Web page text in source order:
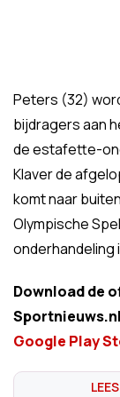
Peters (32)
bijdragers aan
de estafette-
Klaver de
komt naar
Olympische
onderhandeling
Download de
Google Play